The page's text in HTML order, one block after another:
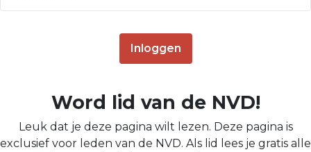
Inloggen
Word lid van de NVD!
Leuk dat je deze pagina wilt lezen. Deze pagina is
exclusief voor leden van de NVD. Als lid lees je gratis alle